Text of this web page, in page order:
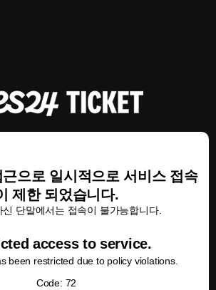
으로 일시적으로 서비스 접속
제한 되었습니다.
신 단말에서는 접속이 불가능합니다.
access to service.
been restricted due to policy violations.
Code: 72